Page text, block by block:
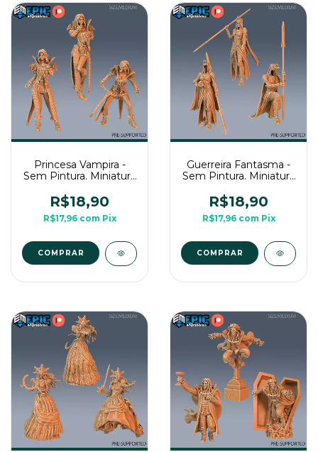
Princesa Vampira -
Sem Pintura. Miniatura
Mesa
R$18,90
R$17,96 com Pix
COMPRAR
Guerreira Fantasma -
Sem Pintura. Miniatura
Mesa
R$18,90
R$17,96 com Pix
COMPRAR